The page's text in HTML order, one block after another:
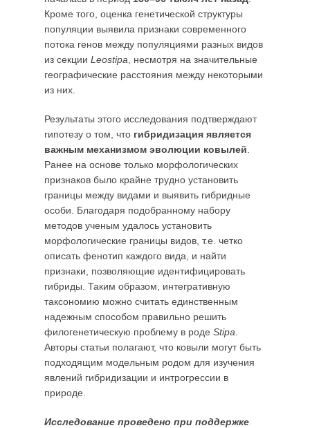
Кроме того, оценка генетической структуры
популяции выявила признаки современного
потока генов между популяциями разных видов
из секции Leostipa , несмотря на значительные
географические расстояния между некоторыми
из них.
Результаты этого исследования подтверждают
гипотезу о том, что гибридизация является
важным механизмом эволюции ковылей
Ранее на основе только морфологических
признаков было крайне трудно установить
границы между видами и выявить гибридные
особи. Благодаря подобранному набору
методов ученым удалось установить
морфологические границы видов, т.е. четко
описать фенотип каждого вида, и найти
признаки, позволяющие идентифицировать
гибриды. Таким образом, интегративную
таксономию можно считать единственным
надежным способом правильно решить
филогенетическую проблему в роде Stipa
Авторы статьи полагают, что ковыли могут быть
подходящим модельным родом для изучения
явлений гибридизации и интрогрессии в
природе.
Исследование проведено при поддержке